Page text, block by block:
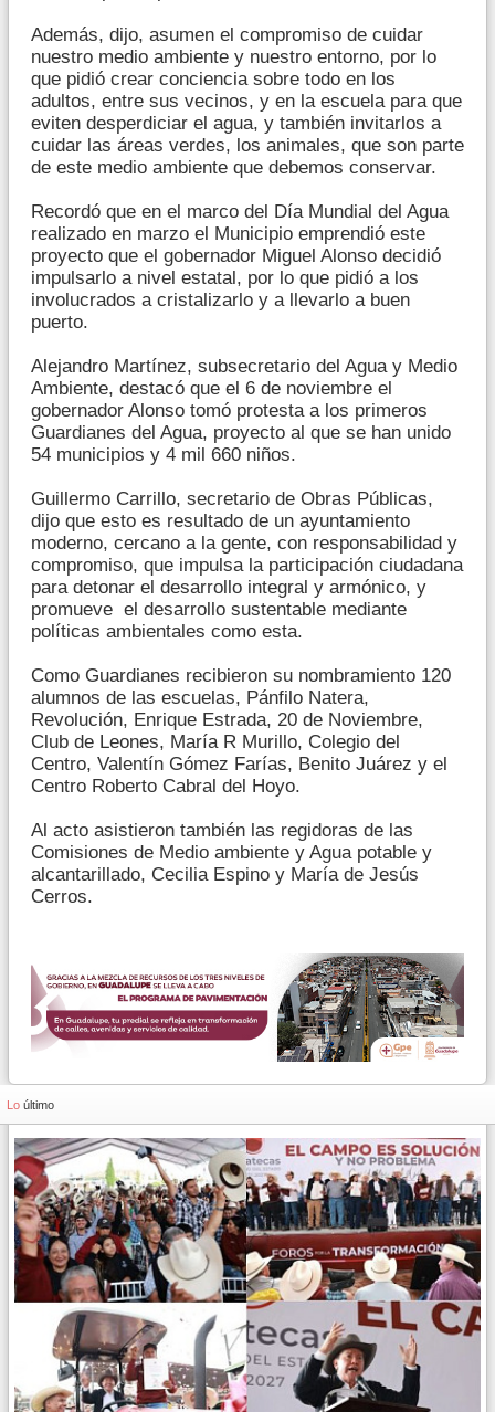
Además, dijo, asumen el compromiso de cuidar
nuestro medio ambiente y nuestro entorno, por lo
que pidió crear conciencia sobre todo en los
adultos, entre sus vecinos, y en la escuela para que
eviten desperdiciar el agua, y también invitarlos a
cuidar las áreas verdes, los animales, que son parte
de este medio ambiente que debemos conservar.
Recordó que en el marco del Día Mundial del Agua
realizado en marzo el Municipio emprendió este
proyecto que el gobernador Miguel Alonso decidió
impulsarlo a nivel estatal, por lo que pidió a los
involucrados a cristalizarlo y a llevarlo a buen
puerto.
Alejandro Martínez, subsecretario del Agua y Medio
Ambiente, destacó que el 6 de noviembre el
gobernador Alonso tomó protesta a los primeros
Guardianes del Agua, proyecto al que se han unido
54 municipios y 4 mil 660 niños.
Guillermo Carrillo, secretario de Obras Públicas,
dijo que esto es resultado de un ayuntamiento
moderno, cercano a la gente, con responsabilidad y
compromiso, que impulsa la participación ciudadana
para detonar el desarrollo integral y armónico, y
promueve el desarrollo sustentable mediante
políticas ambientales como esta.
Como Guardianes recibieron su nombramiento 120
alumnos de las escuelas, Pánfilo Natera,
Revolución, Enrique Estrada, 20 de Noviembre,
Club de Leones, María R Murillo, Colegio del
Centro, Valentín Gómez Farías, Benito Juárez y el
Centro Roberto Cabral del Hoyo.
Al acto asistieron también las regidoras de las
Comisiones de Medio ambiente y Agua potable y
alcantarillado, Cecilia Espino y María de Jesús
Cerros.
Lo último